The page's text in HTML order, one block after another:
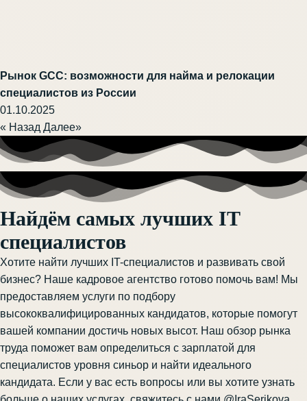
Рынок GCC: возможности для найма и релокации
специалистов из России
01.10.2025
« Назад Далее»
Найдём самых лучших IT
специалистов
Хотите найти лучших IT-специалистов и развивать свой
бизнес? Наше кадровое агентство готово помочь вам! Мы
предоставляем услуги по подбору
высококвалифицированных кандидатов, которые помогут
вашей компании достичь новых высот. Наш обзор рынка
труда поможет вам определиться с зарплатой для
специалистов уровня синьор и найти идеального
кандидата. Если у вас есть вопросы или вы хотите узнать